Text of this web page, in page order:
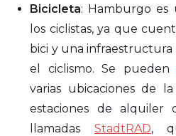
Bicicleta: Hamburgo es
los ciclistas, ya que
bici y una infraestructura
el ciclismo. Se pueden
varias ubicaciones de
estaciones de alquiler
llamadas StadtRAD,